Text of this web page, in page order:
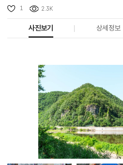
1 2.3K
사진보기 상세정보